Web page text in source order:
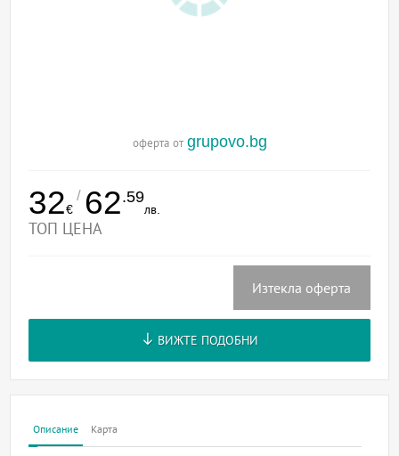
оферта от grupovo.bg
32€
/ 62.59
лв.
ТОП ЦЕНА
Изтекла оферта
ВИЖТЕ ПОДОБНИ
Описание Карта